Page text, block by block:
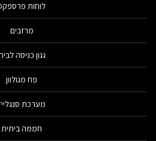
לוחות
מרזבים
גגון כניסה
פח מגולוון
מערכת
חממה ביתית